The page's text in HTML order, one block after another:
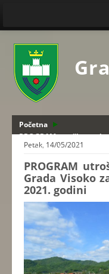
Početna
PROGRAM utroška
podršku poljoprivredi u
Petak, 14/05/2021
PROGRAM
Grada Visoko
2021. godini